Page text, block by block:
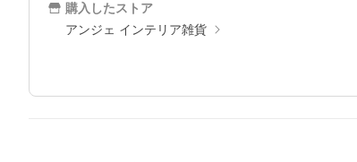
購入したストア
アンジェ インテリア雑貨